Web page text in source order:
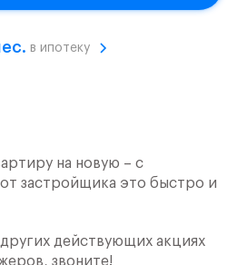
в ипотеку
на новую – с
застройщика это быстро и
действующих акциях
звоните!